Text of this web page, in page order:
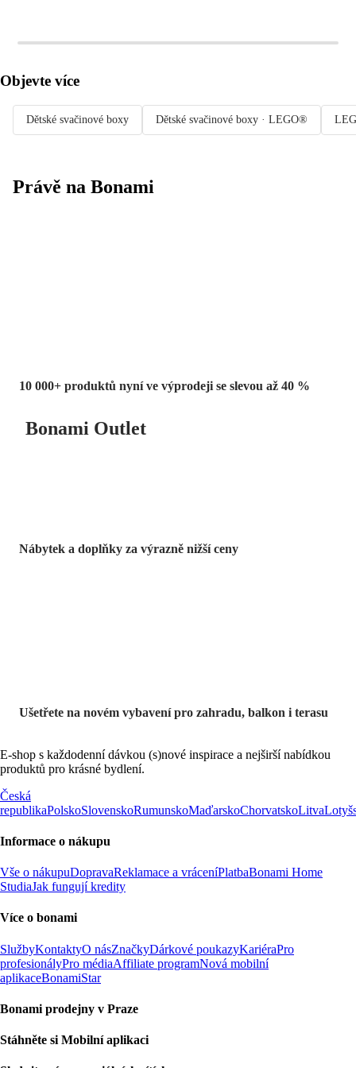
Objevte více
Dětské svačinové boxy Dětské svačinové boxy · LEGO®
Právě na Bonami
10 000+ produktů nyní ve výprodeji se slevou až 40 %
Bonami Outlet
Nábytek a doplňky za výrazně nižší ceny
Ušetřete na novém vybavení pro zahradu, balkon i terasu
E-shop s každodenní dávkou (s)nové inspirace a nejširší nabídkou
produktů pro krásné bydlení.
Česká
republikaPolskoSlovenskoRumunskoMaďarskoChorvatskoLitva
Informace o nákupu
Vše o nákupuDopravaReklamace a vráceníPlatbaBonami Home
StudiaJak fungují kredity
Více o bonami
SlužbyKontaktyO násZnačkyDárkové poukazyKariéraPro
profesionályPro médiaAffiliate programNová mobilní
aplikaceBonamiStar
Bonami prodejny v Praze
Stáhněte si Mobilní aplikaci